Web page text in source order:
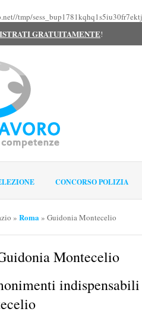
tmp/
GRATUITAMENTE!
CONCORSO POLIZIA
» Roma» Guidonia Montecelio
Montecelio